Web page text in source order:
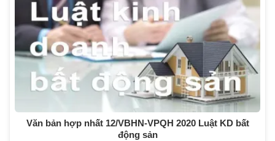
Văn bản hợp nhất 12/VBHN-VPQH 2020 Luật KD bất
động sản